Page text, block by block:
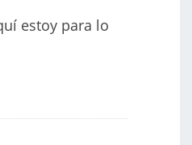
estoy para lo